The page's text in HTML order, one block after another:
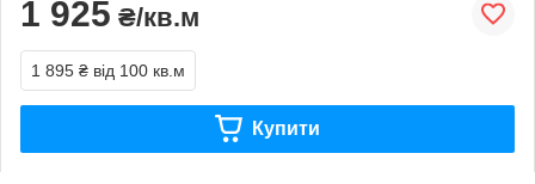
1 925 ₴/кв.м
1 895 ₴ від 100 кв.м
Купити